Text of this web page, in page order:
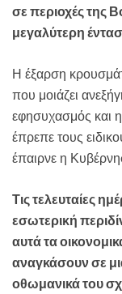
σε περιοχές της
μεγαλύτερη
Η έξαρση
που μοιάζει
εφησυχασμός και
έπρεπε τους
έπαιρνε η
Τις τελευταίες
εσωτερική
αυτά τα
αναγκάσουν σε
οθωμανικά του